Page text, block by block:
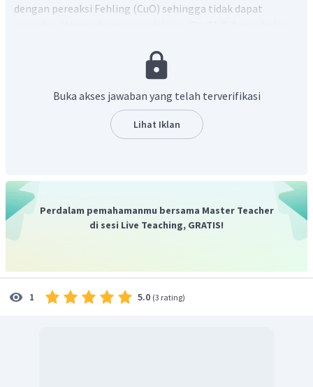
dengan pereaksi Fehling (CuO) sehingga tidak dapat
Buka akses jawaban yang telah terverifikasi
Lihat Iklan
Perdalam pemahamanmu bersama Master Teacher
di sesi Live Teaching, GRATIS!
1 5.0 (3 rating)